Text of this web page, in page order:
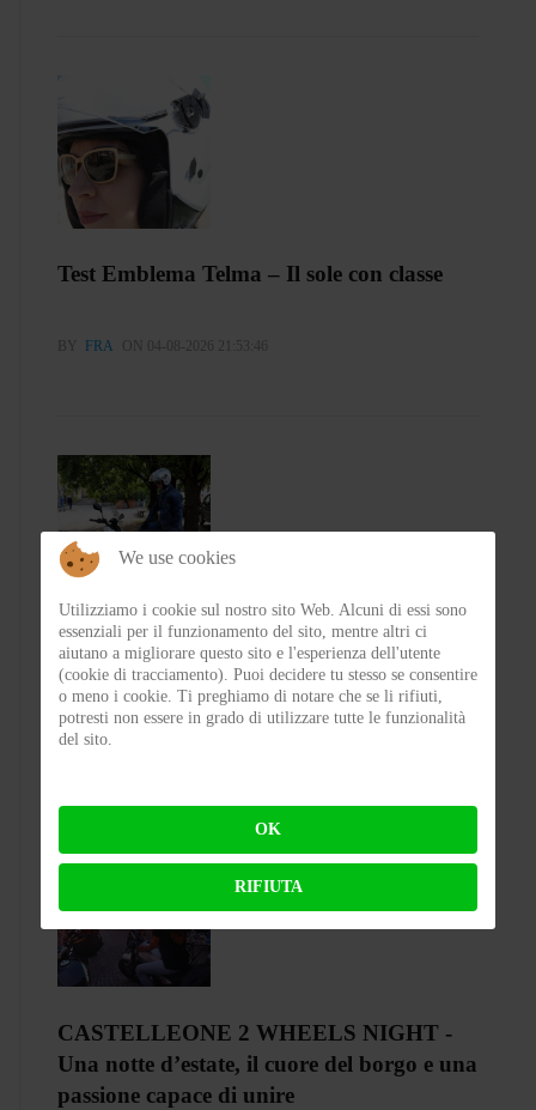
Test Emblema Telma – Il sole con classe
BY FRA ON 04-08-2026 21:53:46
Test Silence S02 – Stile silenzioso
BY FLAP ON 03-08-2026 23:00:27
CASTELLEONE 2 WHEELS NIGHT -
Una notte d’estate, il cuore del borgo e una
passione capace di unire
We use cookies
Utilizziamo i cookie sul nostro sito Web. Alcuni di essi sono
essenziali per il funzionamento del sito, mentre altri ci
aiutano a migliorare questo sito e l'esperienza dell'utente
(cookie di tracciamento). Puoi decidere tu stesso se consentire
o meno i cookie. Ti preghiamo di notare che se li rifiuti,
potresti non essere in grado di utilizzare tutte le funzionalità
del sito.
OK
RIFIUTA